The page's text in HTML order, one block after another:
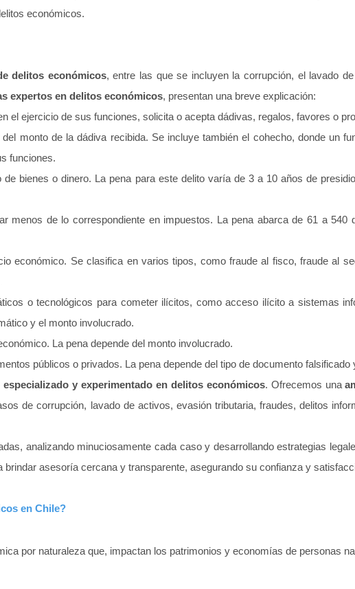
económicos.
delitos económicos, entre las que se incluyen la corrupción, el lavado
expertos en delitos económicos, presentan una breve explicación:
el ejercicio de sus funciones, solicita o acepta dádivas, regalos, favores o
monto de la dádiva recibida. Se incluye también el cohecho, donde un
funciones.
bienes o dinero. La pena para este delito varía de 3 a 10 años de
menos de lo correspondiente en impuestos. La pena abarca de 61 a 540
económico. Se clasifica en varios tipos, como fraude al fisco, fraude al
o tecnológicos para cometer ilícitos, como acceso ilícito a sistemas
y el monto involucrado.
La pena depende del monto involucrado.
públicos o privados. La pena depende del tipo de documento falsificado
y experimentado en delitos económicos. Ofrecemos una
de corrupción, lavado de activos, evasión tributaria, fraudes, delitos
analizando minuciosamente cada caso y desarrollando estrategias
asesoría cercana y transparente, asegurando su confianza y
en Chile?
por naturaleza que, impactan los patrimonios y economías de personas